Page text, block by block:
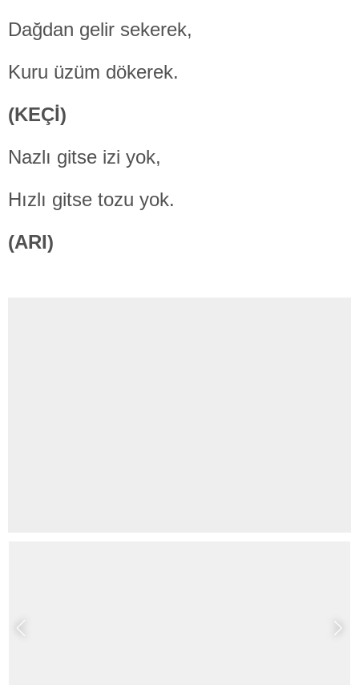
Dağdan gelir sekerek,
Kuru üzüm dökerek.
(KEÇİ)
Nazlı gitse izi yok,
Hızlı gitse tozu yok.
(ARI)